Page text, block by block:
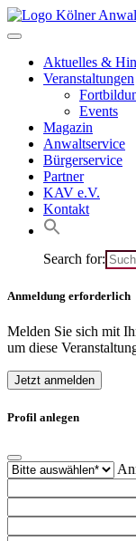
Skip
to
Aktuelles &
Veranstaltungen
Events
Magazin
Anwaltservice
Bürgerservice
Partner
KAV e.V.
Kontakt
Search for:
Anmeldung erforderlich
Melden Sie sich mit
um diese
Jetzt anmelden
Profil anlegen